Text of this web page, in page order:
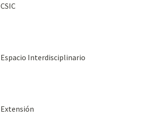
CSIC
Espacio Interdisciplinario
Extensión